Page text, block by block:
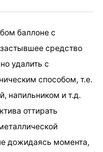
баллоне с
средство
удалить с
способом, т.е.
напильником и т.д.
оттирать
дожидаясь момента,